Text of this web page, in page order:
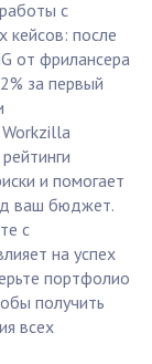
с
кейсов: после
от фрилансера
за первый
и помогает
ваш бюджет.
с
на успех
портфолио
получить
всех